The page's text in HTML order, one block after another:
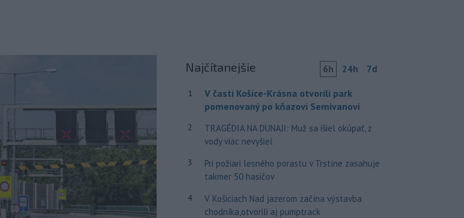
Najčítanejšie 6h 24h 7d
1
V časti Košice-Krásna otvorili park
pomenovaný po kňazovi Semivanovi
2
TRAGÉDIA NA DUNAJI: Muž sa išiel okúpať, z
vody viac nevyšiel
3
Pri požiari lesného porastu v Trstíne zasahuje
takmer 50 hasičov
4
V Košiciach Nad jazerom začína výstavba
chodníka,otvorili aj pumptrack